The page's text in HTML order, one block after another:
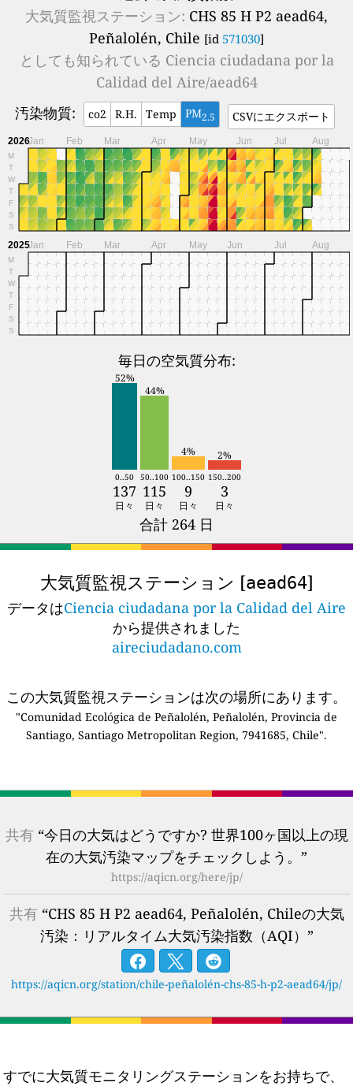
大気質監視ステーション: CHS 85 H P2 aead64,
Peñalolén, Chile [id 571030]
としても知られている Ciencia ciudadana por la
Calidad del Aire/aead64
汚染物質:
co2 R.H. Temp PM2.5 CSVにエクスポート
2026
M
T
W
T
F
S
S
Jan Feb Mar Apr May Jun Jul Aug
2025
M
T
W
T
F
S
S
Jan Feb Mar Apr May Jun Jul Aug
毎日の空気質分布:
52%
44%
4% 2%
0..50 50..100 100..150 150..200
137 115 9 3
日々 日々 日々 日々
合計 264 日
大気質監視ステーション [aead64]
データはCiencia ciudadana por la Calidad del Aire
から提供されました
aireciudadano.com
この大気質監視ステーションは次の場所にあります。
"Comunidad Ecológica de Peñalolén, Peñalolén, Provincia de
Santiago, Santiago Metropolitan Region, 7941685, Chile".
共有“今日の大気はどうですか? 世界100ヶ国以上の現
在の大気汚染マップをチェックしよう。”
https://aqicn.org/here/jp/
共有“CHS 85 H P2 aead64, Peñalolén, Chileの大気
汚染：リアルタイム大気汚染指数（AQI）”
https://aqicn.org/station/chile-peñalolén-chs-85-h-p2-aead64/jp/
すでに大気質モニタリングステーションをお持ちで、